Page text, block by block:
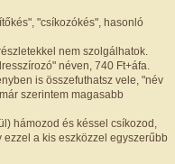
"csíkozókés", hasonló
nem szolgálhatok.
néven, 740 Ft+áfa.
is összefuthatsz vele, "név
szerintem magasabb
hámozod és késsel csíkozod,
a kis eszközzel egyszerűbb